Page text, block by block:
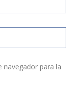
navegador para la